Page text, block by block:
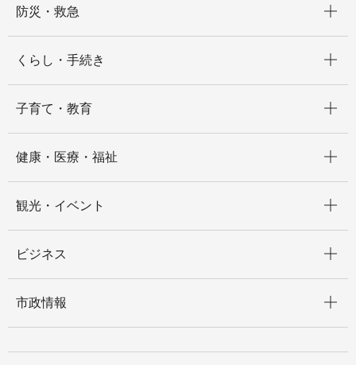
防災・救急
くらし・手続き
子育て・教育
健康・医療・福祉
観光・イベント
ビジネス
市政情報